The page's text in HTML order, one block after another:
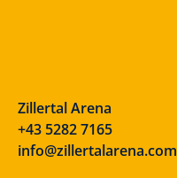
Zillertal Arena
+43 5282 7165
info@zillertalarena.com